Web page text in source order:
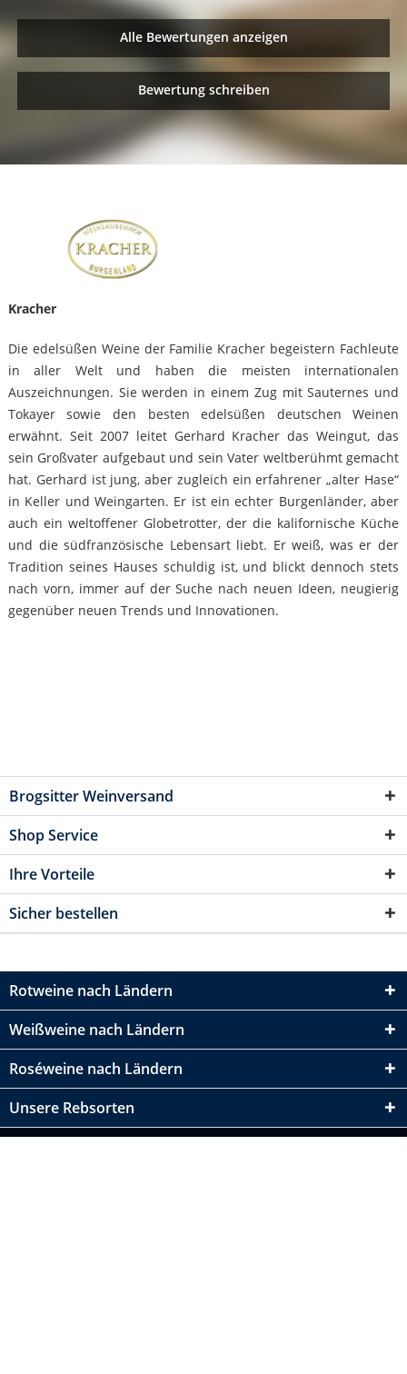
Alle Bewertungen anzeigen
Bewertung schreiben
Kracher
Die edelsüßen Weine der Familie Kracher begeistern Fachleute
in aller Welt und haben die meisten internationalen
Auszeichnungen. Sie werden in einem Zug mit Sauternes und
Tokayer sowie den besten edelsüßen deutschen Weinen
erwähnt. Seit 2007 leitet Gerhard Kracher das Weingut, das
sein Großvater aufgebaut und sein Vater weltberühmt gemacht
hat. Gerhard ist jung, aber zugleich ein erfahrener „alter Hase“
in Keller und Weingarten. Er ist ein echter Burgenländer, aber
auch ein weltoffener Globetrotter, der die kalifornische Küche
und die südfranzösische Lebensart liebt. Er weiß, was er der
Tradition seines Hauses schuldig ist, und blickt dennoch stets
nach vorn, immer auf der Suche nach neuen Ideen, neugierig
gegenüber neuen Trends und Innovationen.
Brogsitter Weinversand
Shop Service
Ihre Vorteile
Sicher bestellen
Rotweine nach Ländern
Weißweine nach Ländern
Roséweine nach Ländern
Unsere Rebsorten